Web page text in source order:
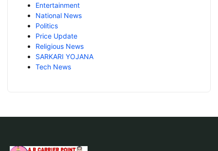
Entertainment
National News
Politics
Price Update
Religious News
SARKARI YOJANA
Tech News